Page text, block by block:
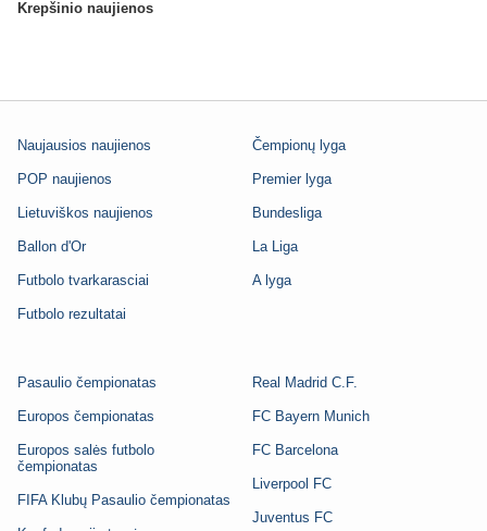
Krepšinio naujienos
Naujausios naujienos
POP naujienos
Lietuviškos naujienos
Ballon d'Or
Futbolo tvarkarasciai
Futbolo rezultatai
Čempionų lyga
Premier lyga
Bundesliga
La Liga
A lyga
Pasaulio čempionatas
Europos čempionatas
Europos salės futbolo
čempionatas
FIFA Klubų Pasaulio čempionatas
Real Madrid C.F.
FC Bayern Munich
FC Barcelona
Liverpool FC
Juventus FC